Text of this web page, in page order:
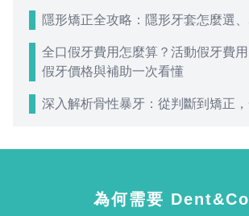
隱形矯正全攻略：隱形牙套怎麼選
全口假牙費用怎麼算？活動假牙費
假牙價格與補助一次看懂
深入解析骨性暴牙：從判斷到矯正
為何需要